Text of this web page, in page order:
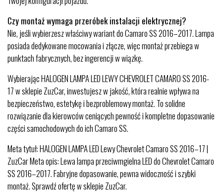
Czy montaż wymaga przeróbek instalacji elektrycznej?
Nie, jeśli wybierzesz właściwy wariant do Camaro SS 2016–2017. Lampa
posiada dedykowane mocowania i złącze, więc montaż przebiega w
punktach fabrycznych, bez ingerencji w wiązkę.
Wybierając HALOGEN LAMPA LED LEWY CHEVROLET CAMARO SS 2016-
17 w sklepie ZuzCar, inwestujesz w jakość, która realnie wpływa na
bezpieczeństwo, estetykę i bezproblemowy montaż. To solidne
rozwiązanie dla kierowców ceniących pewność i kompletne dopasowanie
części samochodowych do ich Camaro SS.
Meta tytuł: HALOGEN LAMPA LED Lewy Chevrolet Camaro SS 2016–17 |
ZuzCar Meta opis: Lewa lampa przeciwmgielna LED do Chevrolet Camaro
SS 2016–2017. Fabryjne dopasowanie, pewna widoczność i szybki
montaż. Sprawdź ofertę w sklepie ZuzCar.